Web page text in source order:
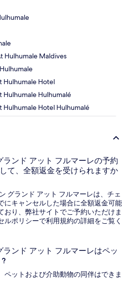
Hulhumale Maldives
Hulhumale Hotel
Hulhumale Hulhumalé
Hulhumale Hotel Hulhumalé
ランド アット フルマーレの予約
て、全額返金を受けられますか
グランド アット フルマーレは、チェ
にキャンセルした場合に全額返金可能
おり、弊社サイトでご予約いただけま
ルポリシーで利用規約の詳細をご覧く
ランド アット フルマーレはペッ
ペットおよび介助動物の同伴はできま